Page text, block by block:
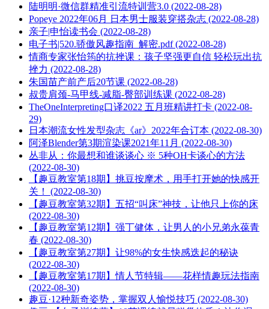
陆明明·微信群精准引流特训营3.0 (2022-08-28)
Popeye 2022年06月 日本男士服装穿搭杂志 (2022-08-28)
亲子|申怡读书会 (2022-08-28)
电子书|520.骄傲风趣指南_解密.pdf (2022-08-28)
情商专家张怡筠的抗挫课：孩子坚强更自信 轻松玩出抗
挫力 (2022-08-28)
朱国苗产前产后20节课 (2022-08-28)
叔贵肩颈-马甲线-减脂-臀部训练课 (2022-08-28)
TheOneInterpreting口译2022 五月班精讲打卡 (2022-08-
29)
日本潮流女性发型杂志《ar》2022年合订本 (2022-08-30)
阿泽Blender第3期渲染课2021年11月 (2022-08-30)
丛非从：你最想和谁谈谈心 ※ 5种OH卡谈心的方法
(2022-08-30)
【趣豆教室第18期】挑豆按摩术，用手打开她的快感开
关！ (2022-08-30)
【趣豆教室第32期】五招“叫床”神技，让他只上你的床
(2022-08-30)
【趣豆教室第12期】强丁健体，让男人的小兄弟永葆青
春 (2022-08-30)
【趣豆教室第27期】让98%的女生快感迭起的秘诀
(2022-08-30)
【趣豆教室第17期】情人节特辑——花样情趣玩法指南
(2022-08-30)
趣豆·12种新奇姿势，掌握双人愉悦技巧 (2022-08-30)